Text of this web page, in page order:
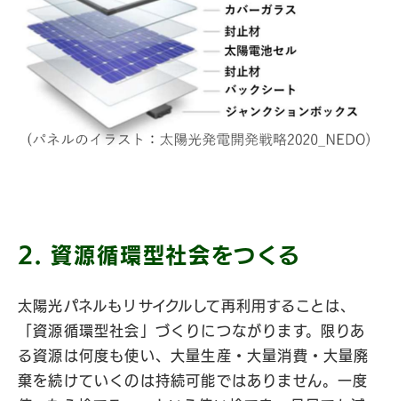
2. 資源循環型社会をつくる
太陽光パネルもリサイクルして再利用することは、
「資源循環型社会」づくりにつながります。限りあ
る資源は何度も使い、大量生産・大量消費・大量廃
棄を続けていくのは持続可能ではありません。一度